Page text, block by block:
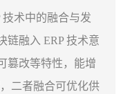
技术中的融合与发
链融入 ERP 技术意
篡改等特性，能增
二者融合可优化供